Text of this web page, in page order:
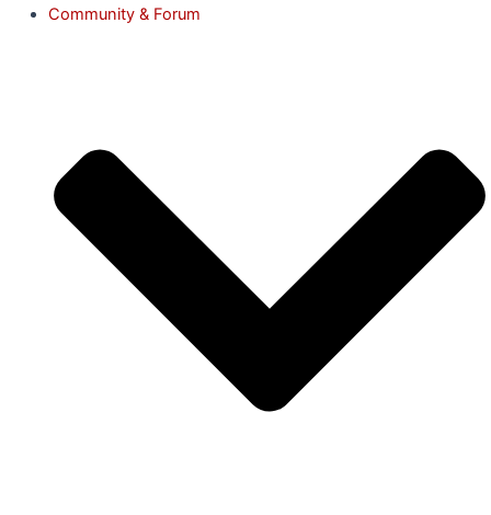
Community & Forum